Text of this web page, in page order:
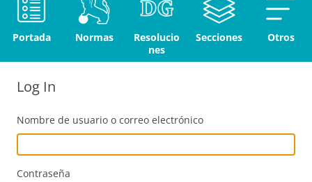
Portada Normas
Resolucio
nes
Secciones Otros
Log In
Nombre de usuario o correo electrónico
Contraseña